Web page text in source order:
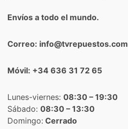
Envíos a todo el mundo.
Correo: info@tvrepuestos.com
Móvil: +34 636 31 72 65
Lunes-viernes: 08:30 – 19:30
Sábado: 08:30 – 13:30
Domingo: Cerrado